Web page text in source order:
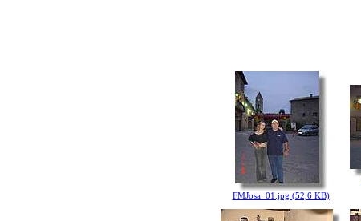
FMJosa_01.jpg (52,6 KB)